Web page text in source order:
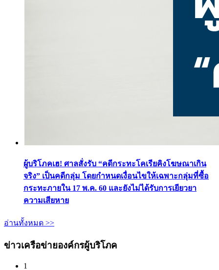
ผู้บริโภคเฮ! ศาลสั่งรับ “คดีกระทะโคเรียคิงโฆษณาเกิน
จริง” เป็นคดีกลุ่ม โดยกำหนดเงื่อนไขให้เฉพาะกลุ่มที่ซื้อ
กระทะภายใน 17 พ.ค. 60 และยังไม่ได้รับการเยียวยา
ความเสียหาย
อ่านทั้งหมด >>
ข่าวเครือข่ายองค์กรผู้บริโภค
1